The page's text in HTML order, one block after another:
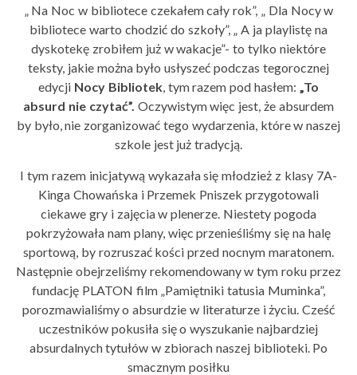
„ Na Noc w bibliotece czekałem cały rok”, „ Dla Nocy w
bibliotece warto chodzić do szkoły”, „ A ja playlistę na
dyskotekę zrobiłem już w wakacje”- to tylko niektóre
teksty, jakie można było usłyszeć podczas tegorocznej
edycji Nocy Bibliotek, tym razem pod hasłem: „To
absurd nie czytać”. Oczywistym więc jest, że absurdem
by było, nie zorganizować tego wydarzenia, które w naszej
szkole jest już tradycją.
I tym razem inicjatywą wykazała się młodzież z klasy 7A-
Kinga Chowańska i Przemek Pniszek przygotowali
ciekawe gry i zajęcia w plenerze. Niestety pogoda
pokrzyżowała nam plany, więc przenieśliśmy się na halę
sportową, by rozruszać kości przed nocnym maratonem.
Następnie obejrzeliśmy rekomendowany w tym roku przez
fundację PLATON film „Pamiętniki tatusia Muminka”,
porozmawialiśmy o absurdzie w literaturze i życiu. Cześć
uczestników pokusiła się o wyszukanie najbardziej
absurdalnych tytułów w zbiorach naszej biblioteki. Po
smacznym posiłku